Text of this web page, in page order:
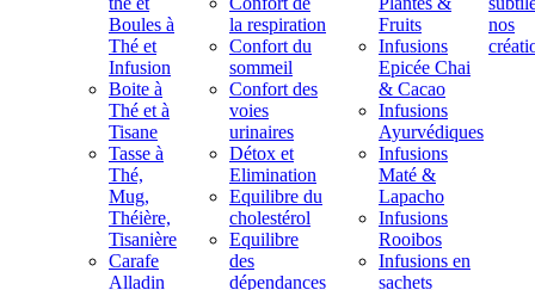
Boules à
Thé et
Infusion
Boite à
Thé et à
Tisane
Tasse à
Thé,
Mug,
Théière,
Tisanière
Carafe
Alladin
la respiration
Confort du
sommeil
Confort des
voies
urinaires
Détox et
Elimination
Equilibre du
cholestérol
Equilibre
des
dépendances
Fruits
Infusions
Epicée Chai
& Cacao
Infusions
Ayurvédiques
Infusions
Maté &
Lapacho
Infusions
Rooibos
Infusions en
sachets